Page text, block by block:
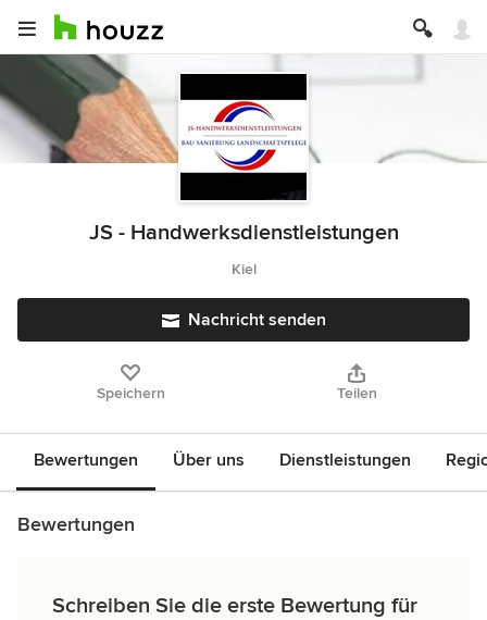
JS - Handwerksdienstleistungen
Kiel
Nachricht senden
Speichern Teilen
Bewertungen Über uns Dienstleistungen
Bewertungen
Schreiben Sie die erste Bewertung für